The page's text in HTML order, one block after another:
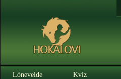
Lónevelde Kvíz